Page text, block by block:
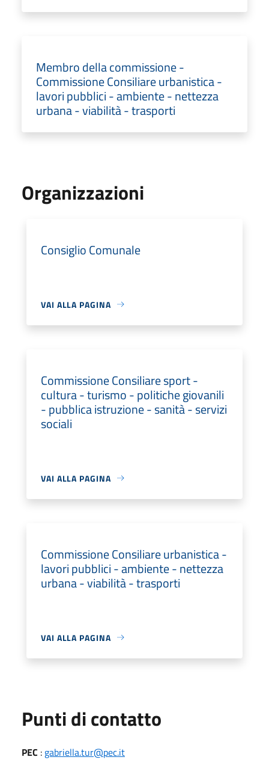
Membro della commissione -
Commissione Consiliare urbanistica -
lavori pubblici - ambiente - nettezza
urbana - viabilità - trasporti
Organizzazioni
Consiglio Comunale
VAI ALLA PAGINA
Commissione Consiliare sport -
cultura - turismo - politiche giovanili
- pubblica istruzione - sanità - servizi
sociali
VAI ALLA PAGINA
Commissione Consiliare urbanistica -
lavori pubblici - ambiente - nettezza
urbana - viabilità - trasporti
VAI ALLA PAGINA
Punti di contatto
PEC : gabriella.tur@pec.it